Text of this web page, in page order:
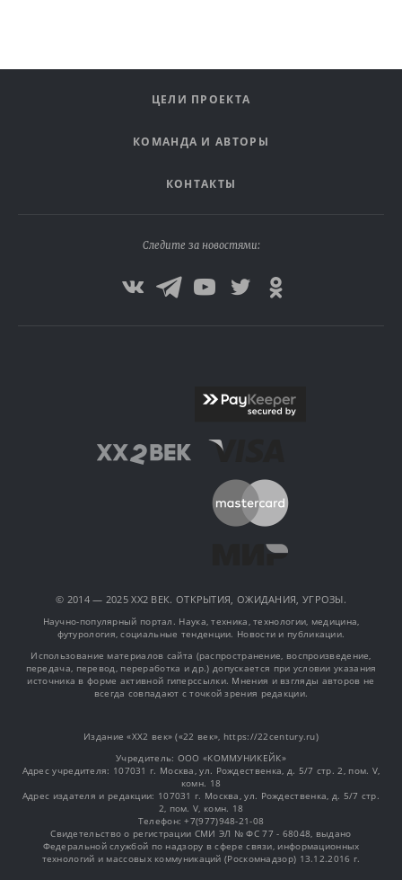
ЦЕЛИ ПРОЕКТА
КОМАНДА И АВТОРЫ
КОНТАКТЫ
Следите за новостями:
© 2014 — 2025 XX2 ВЕК. ОТКРЫТИЯ, ОЖИДАНИЯ, УГРОЗЫ.
Научно-популярный портал. Наука, техника, технологии, медицина,
футурология, социальные тенденции. Новости и публикации.
Использование материалов сайта (распространение, воспроизведение,
передача, перевод, переработка и др.) допускается при условии указания
источника в форме активной гиперссылки. Мнения и взгляды авторов не
всегда совпадают с точкой зрения редакции.
Издание «XX2 век» («22 век», https://22century.ru)
Учредитель: OOO «КОММУНИКЕЙК»
Адрес учредителя: 107031 г. Москва, ул. Рождественка, д. 5/7 стр. 2, пом. V,
комн. 18
Адрес издателя и редакции: 107031 г. Москва, ул. Рождественка, д. 5/7 стр.
2, пом. V, комн. 18
Телефон: +7(977)948-21-08
Свидетельство о регистрации СМИ ЭЛ № ФС 77 - 68048, выдано
Федеральной службой по надзору в сфере связи, информационных
технологий и массовых коммуникаций (Роскомнадзор) 13.12.2016 г.